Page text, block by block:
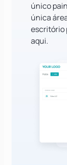
único
única
escritório
aqui.